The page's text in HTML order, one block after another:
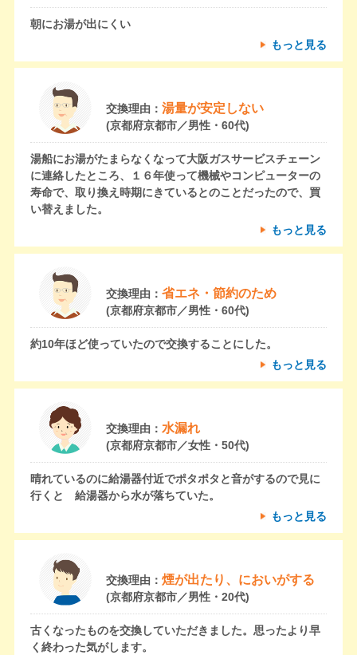
朝にお湯が出にくい
もっと見る
交換理由： 湯量が安定しない
(京都府京都市／男性・60代)
湯船にお湯がたまらなくなって大阪ガスサービスチェーン
に連絡したところ、１６年使って機械やコンピューターの
寿命で、取り換え時期にきているとのことだったので、買
い替えました。
もっと見る
交換理由： 省エネ・節約のため
(京都府京都市／男性・60代)
約10年ほど使っていたので交換することにした。
もっと見る
交換理由： 水漏れ
(京都府京都市／女性・50代)
晴れているのに給湯器付近でポタポタと音がするので見に
行くと 給湯器から水が落ちていた。
もっと見る
交換理由： 煙が出たり、においがする
(京都府京都市／男性・20代)
古くなったものを交換していただきました。思ったより早
く終わった気がします。